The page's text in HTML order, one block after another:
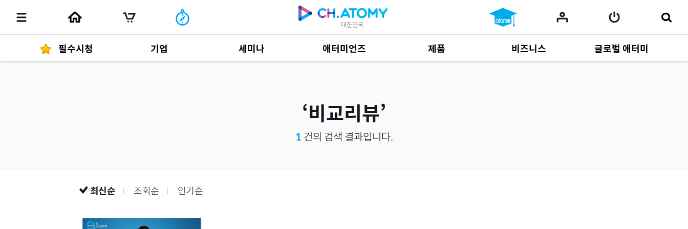
대한민국
필수시청 기업 세미나 애터미언즈 제품
제품 자료684
비즈니스
사업 자료165
글로벌 애터미
비교리뷰
1건의 검색 결과입니다.
최신순 조회순 인기순